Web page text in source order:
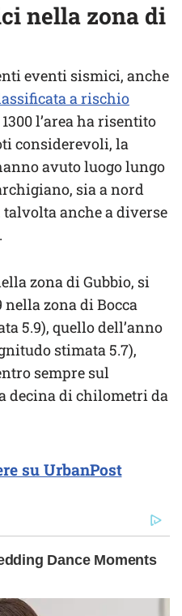
nella zona di
eventi sismici, anche
a rischio
l’area ha risentito
considerevoli, la
avuto luogo lungo
sia a nord
anche a diverse
zona di Gubbio, si
zona di Bocca
5.9), quello dell’anno
stimata 5.7),
sempre sul
decina di chilometri da
su UrbanPost